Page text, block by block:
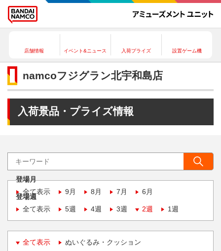
店舗情報 イベント&ニュース 入荷プライズ 設置ゲーム機
namcoフジグラン北宇和島店
入荷景品・プライズ情報
登場月
全て表示
9月 8月 7月 6月
登場週
全て表示
5週 4週 3週 2週 1週
全て表示 ぬいぐるみ・クッション